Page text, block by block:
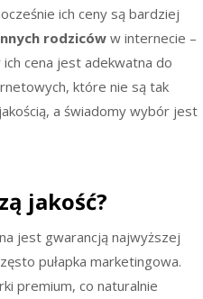
ich ceny są bardziej
rodziców w internecie –
cena jest adekwatna do
które nie są tak
a świadomy wybór jest
jakość?
jest gwarancją najwyższej
pułapka marketingowa.
premium, co naturalnie